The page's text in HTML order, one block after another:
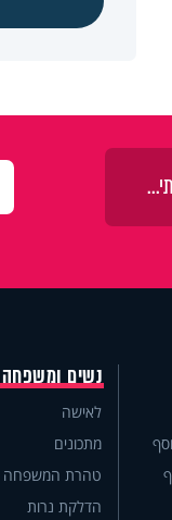
נשים ומשפחה
לאישה
מתכונים
טהרת המשפחה
הדלקת נרות